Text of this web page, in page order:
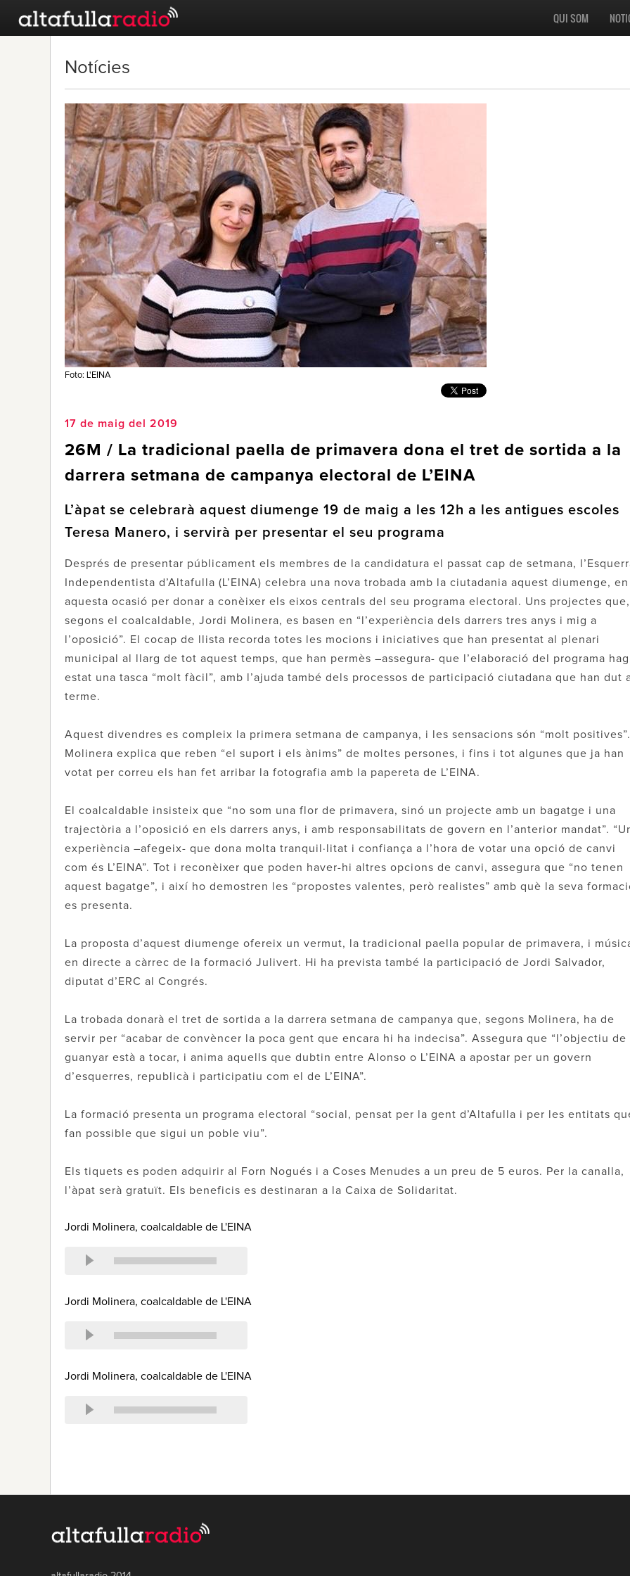
QUI SOM
Notícies
Foto: L'EINA
17 de maig del 2019
26M / La tradicional paella de primavera dona el tret de sortida a la
darrera setmana de campanya electoral de L’EINA
L’àpat se celebrarà aquest diumenge 19 de maig a les 12h a les antigues escoles
Teresa Manero, i servirà per presentar el seu programa
Després de presentar públicament els membres de la candidatura el passat cap de setmana,
Independentista d’Altafulla (L’EINA) celebra una nova trobada amb la ciutadania aquest diumenge, en
aquesta ocasió per donar a conèixer els eixos centrals del seu programa electoral. Uns projectes que,
segons el coalcaldable, Jordi Molinera, es basen en “l’experiència dels darrers tres anys i mig a
l’oposició”. El cocap de llista recorda totes les mocions i iniciatives que han presentat al plenari
municipal al llarg de tot aquest temps, que han permès –assegura- que l’elaboració del programa
estat una tasca “molt fàcil”, amb l’ajuda també dels processos de participació ciutadana que han dut
terme.
Aquest divendres es compleix la primera setmana de campanya, i les sensacions són “molt positives”.
Molinera explica que reben “el suport i els ànims” de moltes persones, i fins i tot algunes que ja han
votat per correu els han fet arribar la fotografia amb la papereta de L’EINA.
El coalcaldable insisteix que “no som una flor de primavera, sinó un projecte amb un bagatge i una
trajectòria a l’oposició en els darrers anys, i amb responsabilitats de govern en l’anterior mandat”.
experiència –afegeix- que dona molta tranquil·litat i confiança a l’hora de votar una opció de canvi
com és L’EINA”. Tot i reconèixer que poden haver-hi altres opcions de canvi, assegura que “no tenen
aquest bagatge”, i així ho demostren les “propostes valentes, però realistes” amb què la seva
es presenta.
La proposta d’aquest diumenge ofereix un vermut, la tradicional paella popular de primavera, i
en directe a càrrec de la formació Julivert. Hi ha prevista també la participació de Jordi Salvador,
diputat d’ERC al Congrés.
La trobada donarà el tret de sortida a la darrera setmana de campanya que, segons Molinera, ha de
servir per “acabar de convèncer la poca gent que encara hi ha indecisa”. Assegura que “l’objectiu de
guanyar està a tocar, i anima aquells que dubtin entre Alonso o L’EINA a apostar per un govern
d’esquerres, republicà i participatiu com el de L’EINA”.
La formació presenta un programa electoral “social, pensat per la gent d’Altafulla i per les entitats
fan possible que sigui un poble viu”.
Els tiquets es poden adquirir al Forn Nogués i a Coses Menudes a un preu de 5 euros. Per la canalla,
l’àpat serà gratuït. Els beneficis es destinaran a la Caixa de Solidaritat.
Jordi Molinera, coalcaldable de L'EINA
Jordi Molinera, coalcaldable de L'EINA
Jordi Molinera, coalcaldable de L'EINA